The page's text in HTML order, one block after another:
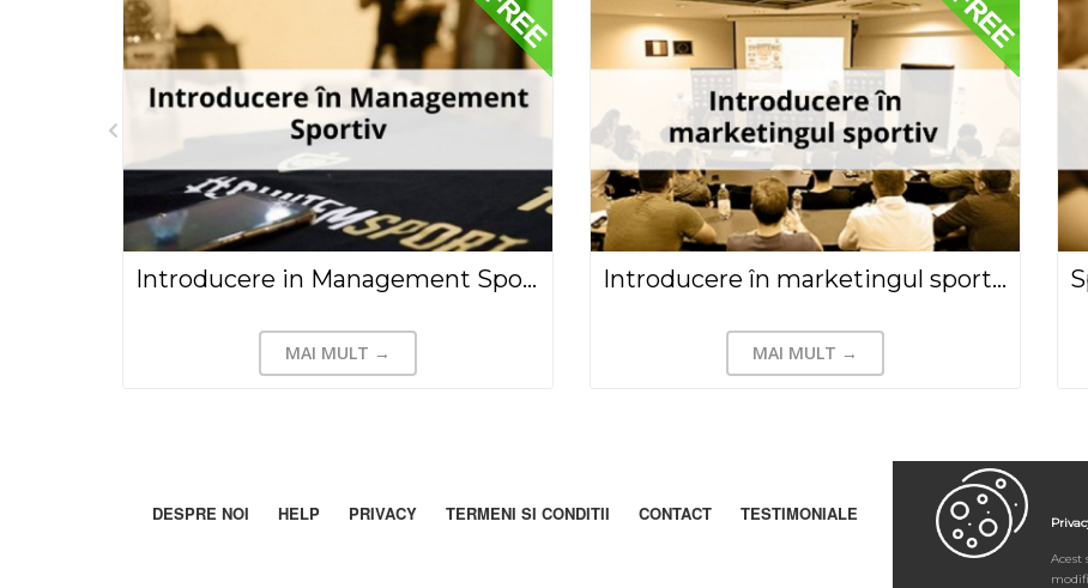
Introducere in Management Sportiv, Justin Stefan( 2018)
MAI MULT →
Introducere în marketingul sportiv
MAI MULT →
DESPRE NOI HELP PRIVACY TERMENI SI CONDITII CONTACT TESTIMONIALE
Acest